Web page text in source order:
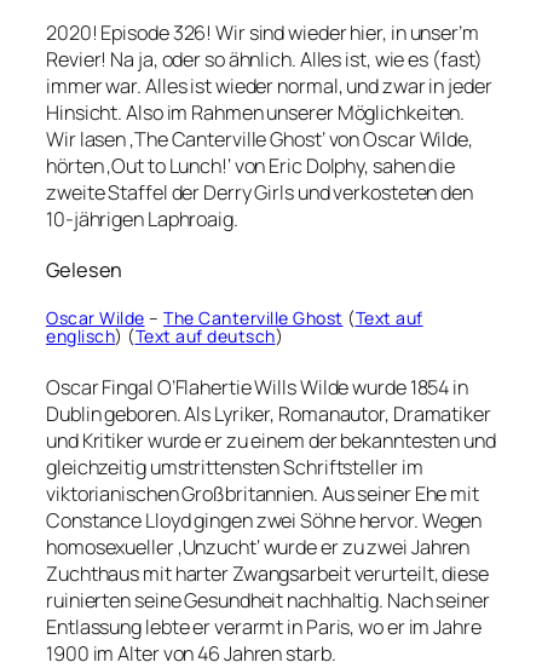
2020! Episode 326! Wir sind wieder hier, in unser’m
Revier! Na ja, oder so ähnlich. Alles ist, wie es (fast)
immer war. Alles ist wieder normal, und zwar in jeder
Hinsicht. Also im Rahmen unserer Möglichkeiten.
Wir lasen ‚The Canterville Ghost‘ von Oscar Wilde,
hörten ‚Out to Lunch!‘ von Eric Dolphy, sahen die
zweite Staffel der Derry Girls und verkosteten den
10-jährigen Laphroaig.
Gelesen
Oscar Wilde – The Canterville Ghost (Text auf
englisch) (Text auf deutsch)
Oscar Fingal O’Flahertie Wills Wilde wurde 1854 in
Dublin geboren. Als Lyriker, Romanautor, Dramatiker
und Kritiker wurde er zu einem der bekanntesten und
gleichzeitig umstrittensten Schriftsteller im
viktorianischen Großbritannien. Aus seiner Ehe mit
Constance Lloyd gingen zwei Söhne hervor. Wegen
homosexueller ‚Unzucht‘ wurde er zu zwei Jahren
Zuchthaus mit harter Zwangsarbeit verurteilt, diese
ruinierten seine Gesundheit nachhaltig. Nach seiner
Entlassung lebte er verarmt in Paris, wo er im Jahre
1900 im Alter von 46 Jahren starb.